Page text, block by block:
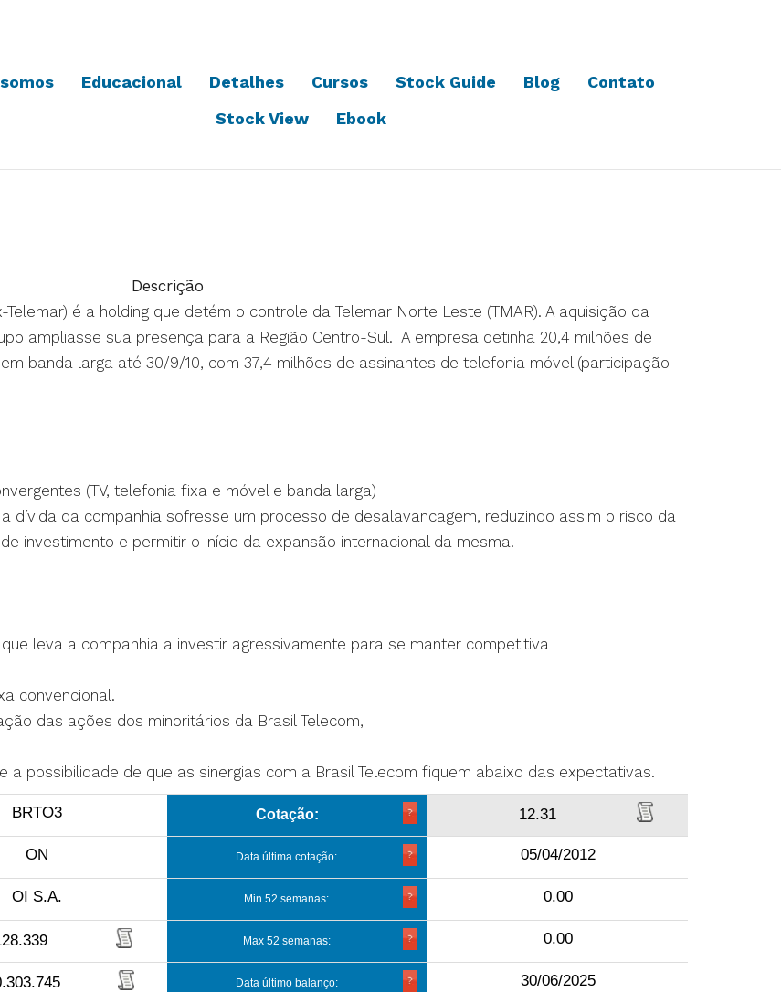
Educacional Detalhes Cursos Stock Guide Blog
Contato
Stock View
Ebook
Descrição
é a holding que detém o controle da Telemar Norte Leste (TMAR). A aquisição da
ampliasse sua presença para a Região Centro-Sul. A empresa detinha 20,4 milhões de
banda larga até 30/9/10, com 37,4 milhões de assinantes de telefonia móvel (participação
(TV, telefonia fixa e móvel e banda larga)
dívida da companhia sofresse um processo de desalavancagem, reduzindo assim o risco da
investimento e permitir o início da expansão internacional da mesma.
leva a companhia a investir agressivamente para se manter competitiva
convencional.
das ações dos minoritários da Brasil Telecom,
possibilidade de que as sinergias com a Brasil Telecom fiquem abaixo das expectativas.
BRTO3 Cotação: 12.31
ON Data última cotação: 05/04/2012
OI S.A. Min 52 semanas: 0.00
Max 52 semanas: 0.00
Data último balanço: 30/06/2025